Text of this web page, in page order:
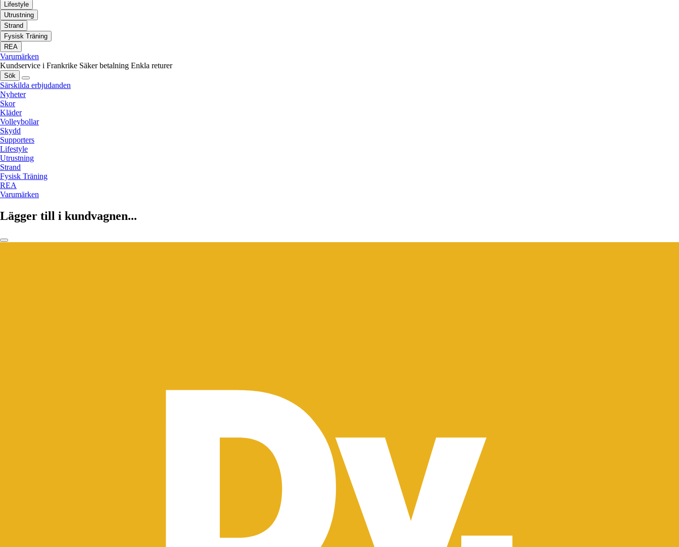
Lifestyle
Utrustning
Strand
Fysisk Träning
REA
Varumärken
Kundservice i Frankrike Säker betalning Enkla returer
Sök
Särskilda erbjudanden
Nyheter
Skor
Kläder
Volleybollar
Skydd
Supporters
Lifestyle
Utrustning
Strand
Fysisk Träning
REA
Varumärken
Lägger till i kundvagnen...